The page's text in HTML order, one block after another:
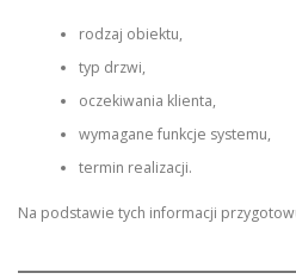
rodzaj obiektu,
typ drzwi,
oczekiwania klienta,
wymagane funkcje systemu,
termin realizacji.
Na podstawie tych informacji